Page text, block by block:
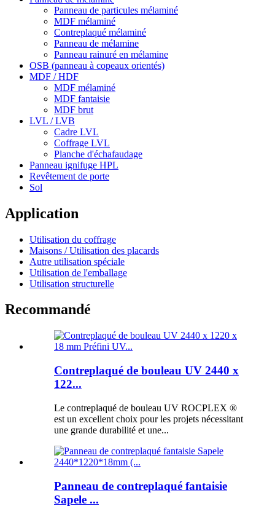
Panneau de particules mélaminé
MDF mélaminé
Contreplaqué mélaminé
Panneau de mélamine
Panneau rainuré en mélamine
OSB (panneau à copeaux orientés)
MDF / HDF
MDF mélaminé
MDF fantaisie
MDF brut
LVL / LVB
Cadre LVL
Coffrage LVL
Planche d'échafaudage
Panneau ignifuge HPL
Revêtement de porte
Sol
Application
Utilisation du coffrage
Maisons / Utilisation des placards
Autre utilisation spéciale
Utilisation de l'emballage
Utilisation structurelle
Recommandé
Contreplaqué de bouleau UV 2440 x
122...
Le contreplaqué de bouleau UV ROCPLEX ®
est un excellent choix pour les projets nécessitant
une grande durabilité et une...
Panneau de contreplaqué fantaisie
Sapele ...